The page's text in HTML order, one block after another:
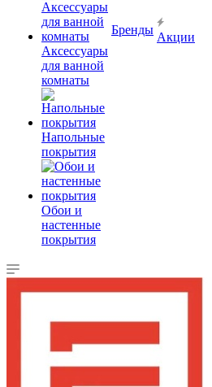
Аксессуары
для ванной
комнаты
Напольные
покрытия
Обои и
настенные
покрытия
Бренды
Акции